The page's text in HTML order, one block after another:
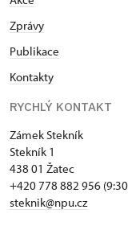
Zprávy
Publikace
Kontakty
RYCHLÝ KONTAKT
Zámek Stekník
Stekník 1
438 01 Žatec
+420 778 882 956
steknik@npu.cz